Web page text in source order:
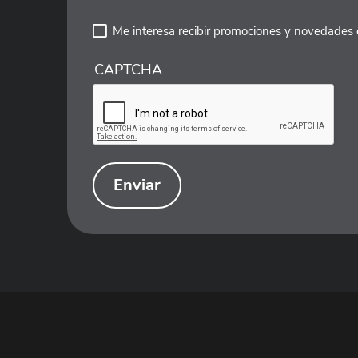
Me interesa recibir promociones y novedades
CAPTCHA